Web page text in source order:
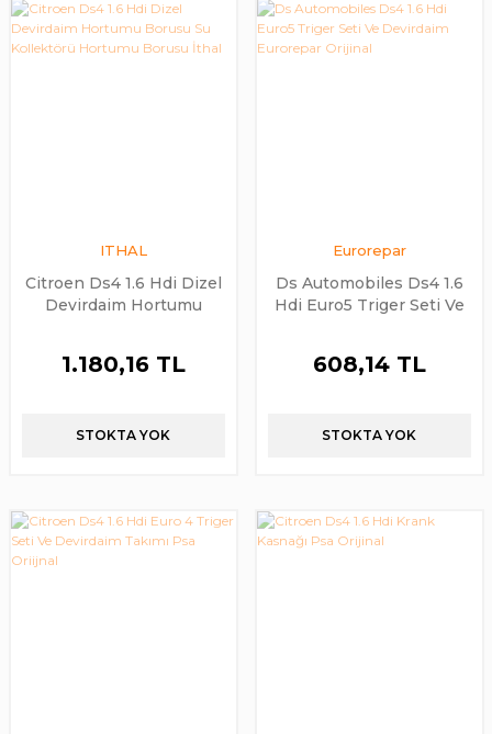
ITHAL
Citroen Ds4 1.6 Hdi Dizel
Devirdaim Hortumu
1.180,16 TL
STOKTA YOK
Eurorepar
Ds Automobiles Ds4 1.6
Hdi Euro5 Triger Seti Ve
608,14 TL
STOKTA YOK